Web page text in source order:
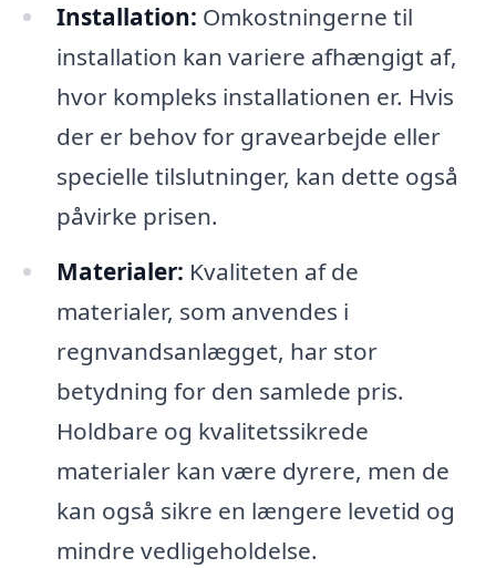
Installation: Omkostningerne til
installation kan variere afhængigt af,
hvor kompleks installationen er. Hvis
der er behov for gravearbejde eller
specielle tilslutninger, kan dette også
påvirke prisen.
Materialer: Kvaliteten af de
materialer, som anvendes i
regnvandsanlægget, har stor
betydning for den samlede pris.
Holdbare og kvalitetssikrede
materialer kan være dyrere, men de
kan også sikre en længere levetid og
mindre vedligeholdelse.